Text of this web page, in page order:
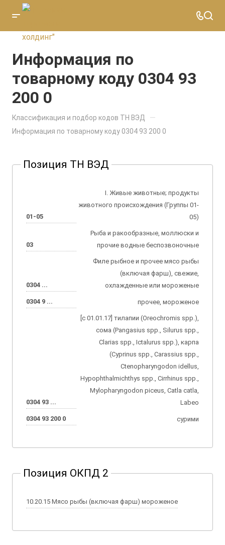
Информация по
товарному коду 0304 93
200 0
Классификация и подбор кодов ТН ВЭД —
Информация по товарному коду 0304 93 200 0
Позиция ТН ВЭД
01-05
I. Живые животные; продукты
животного происхождения (Группы 01-
05)
03
Рыба и ракообразные, моллюски и
прочие водные беспозвоночные
0304 ...
Филе рыбное и прочее мясо рыбы
(включая фарш), свежие,
охлажденные или мороженые
0304 9 ... прочее, мороженое
0304 93 ...
[с 01.01.17] тилапии (Oreochromis spp.),
сома (Pangasius spp., Silurus spp.,
Clarias spp., Ictalurus spp.), карпа
(Cyprinus spp., Carassius spp.,
Ctenopharyngodon idellus,
Hypophthalmichthys spp., Cirrhinus spp.,
Mylopharyngodon piceus, Catla catla,
Labeo
0304 93 200 0 сурими
Позиция ОКПД 2
10.20.15 Мясо рыбы (включая фарш) мороженое